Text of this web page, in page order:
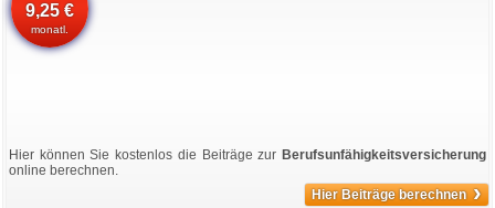
9,25 €
monatl.
Hier können Sie kostenlos die Beiträge zur Berufsunfähigkeitsversicherung
online berechnen.
Hier Beiträge berechnen ›